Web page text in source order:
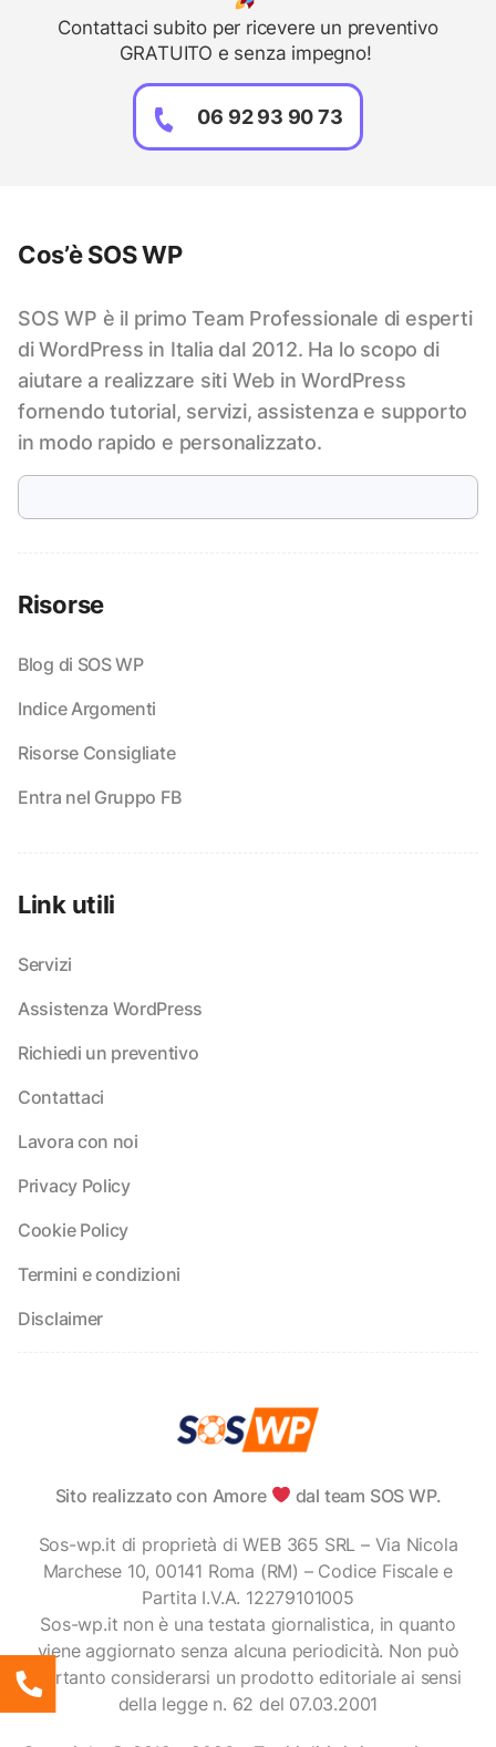
Contattaci subito per ricevere un preventivo
GRATUITO e senza impegno!
06 92 93 90 73
Cos’è SOS WP
SOS WP è il primo Team Professionale di esperti
di WordPress in Italia dal 2012. Ha lo scopo di
aiutare a realizzare siti Web in WordPress
fornendo tutorial, servizi, assistenza e supporto
in modo rapido e personalizzato.
Risorse
Blog di SOS WP
Indice Argomenti
Risorse Consigliate
Entra nel Gruppo FB
Link utili
Servizi
Assistenza WordPress
Richiedi un preventivo
Contattaci
Lavora con noi
Privacy Policy
Cookie Policy
Termini e condizioni
Disclaimer
Sito realizzato con Amore dal team SOS WP.
Sos-wp.it di proprietà di WEB 365 SRL – Via Nicola
Marchese 10, 00141 Roma (RM) – Codice Fiscale e
Partita I.V.A. 12279101005
Sos-wp.it non è una testata giornalistica, in quanto
viene aggiornato senza alcuna periodicità. Non può
pertanto considerarsi un prodotto editoriale ai sensi
della legge n. 62 del 07.03.2001